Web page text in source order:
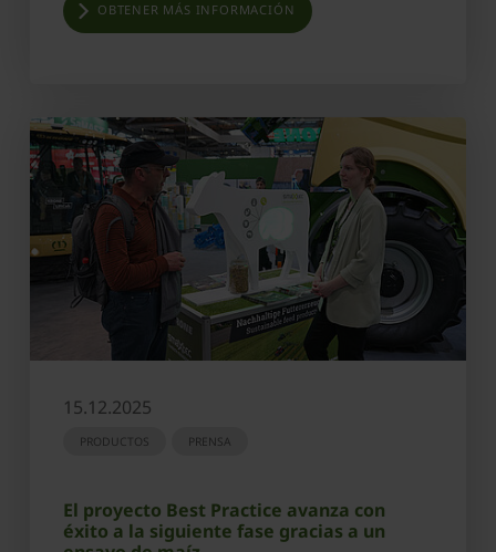
OBTENER MÁS INFORMACIÓN
15.12.2025
PRODUCTOS PRENSA
El proyecto Best Practice avanza con
éxito a la siguiente fase gracias a un